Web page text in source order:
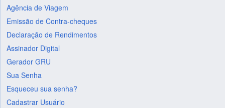
Agência de Viagem
Emissão de Contra-cheques
Declaração de Rendimentos
Assinador Digital
Gerador GRU
Sua Senha
Esqueceu sua senha?
Cadastrar Usuário